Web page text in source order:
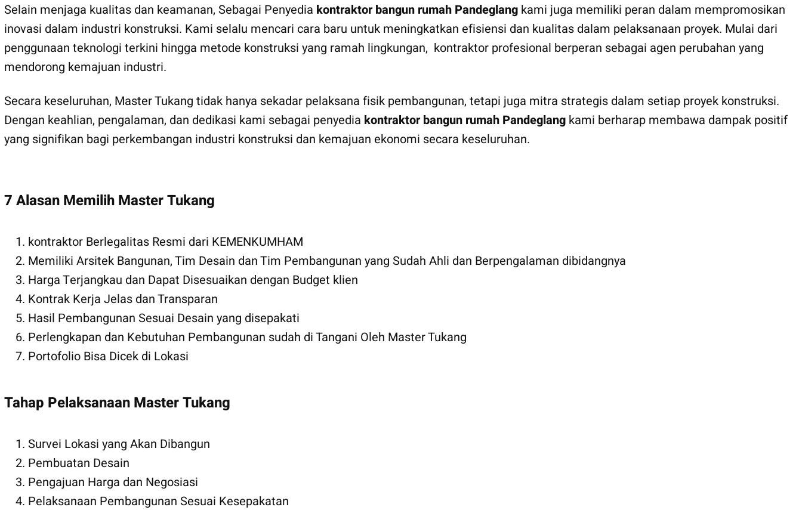
Selain menjaga kualitas dan keamanan, Sebagai Penyedia kontraktor bangun rumah Pandeglang kami juga memiliki peran dalam mempromosikan
inovasi dalam industri konstruksi. Kami selalu mencari cara baru untuk meningkatkan efisiensi dan kualitas dalam pelaksanaan proyek. Mulai dari
penggunaan teknologi terkini hingga metode konstruksi yang ramah lingkungan, kontraktor profesional berperan sebagai agen perubahan yang
mendorong kemajuan industri.
Secara keseluruhan, Master Tukang tidak hanya sekadar pelaksana fisik pembangunan, tetapi juga mitra strategis dalam setiap proyek konstruksi.
Dengan keahlian, pengalaman, dan dedikasi kami sebagai penyedia kontraktor bangun rumah Pandeglang kami berharap membawa dampak positif
yang signifikan bagi perkembangan industri konstruksi dan kemajuan ekonomi secara keseluruhan.
7 Alasan Memilih Master Tukang
kontraktor Berlegalitas Resmi dari KEMENKUMHAM
Memiliki Arsitek Bangunan, Tim Desain dan Tim Pembangunan yang Sudah Ahli dan Berpengalaman dibidangnya
Harga Terjangkau dan Dapat Disesuaikan dengan Budget klien
Kontrak Kerja Jelas dan Transparan
Hasil Pembangunan Sesuai Desain yang disepakati
Perlengkapan dan Kebutuhan Pembangunan sudah di Tangani Oleh Master Tukang
Portofolio Bisa Dicek di Lokasi
Tahap Pelaksanaan Master Tukang
Survei Lokasi yang Akan Dibangun
Pembuatan Desain
Pengajuan Harga dan Negosiasi
Pelaksanaan Pembangunan Sesuai Kesepakatan